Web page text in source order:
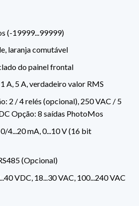
(-19999...99999)
laranja comutável
do painel frontal
A, 5 A, verdadeiro valor RMS
2 / 4 relés (opcional), 250 VAC / 5
Opção: 8 saídas PhotoMos
4...20 mA, 0...10 V (16 bit
(Opcional)
VDC, 18...30 VAC, 100...240 VAC